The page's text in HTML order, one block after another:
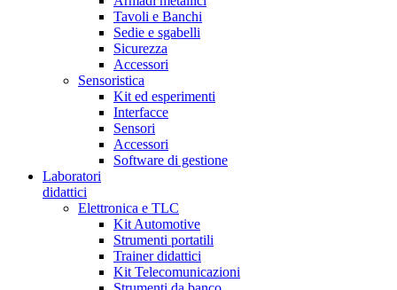
Tavoli e Banchi
Sedie e sgabelli
Sicurezza
Accessori
Sensoristica
Kit ed esperimenti
Interfacce
Sensori
Accessori
Software di gestione
Laboratori
didattici
Elettronica e TLC
Kit Automotive
Strumenti portatili
Trainer didattici
Kit Telecomunicazioni